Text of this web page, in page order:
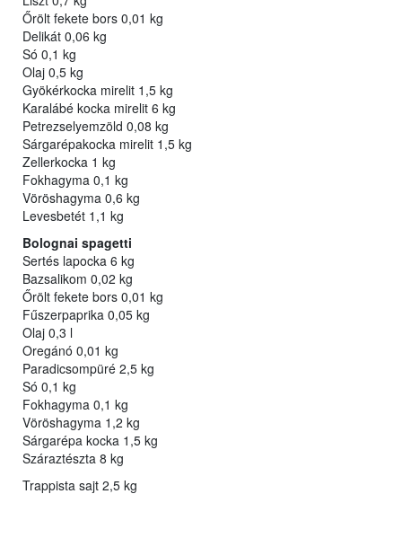
Őrölt fekete bors 0,01 kg
Delikát 0,06 kg
Só 0,1 kg
Olaj 0,5 kg
Gyökérkocka mirelit 1,5 kg
Karalábé kocka mirelit 6 kg
Petrezselyemzöld 0,08 kg
Sárgarépakocka mirelit 1,5 kg
Zellerkocka 1 kg
Fokhagyma 0,1 kg
Vöröshagyma 0,6 kg
Levesbetét 1,1 kg
Bolognai spagetti
Sertés lapocka 6 kg
Bazsalikom 0,02 kg
Őrölt fekete bors 0,01 kg
Fűszerpaprika 0,05 kg
Olaj 0,3 l
Oregánó 0,01 kg
Paradicsompüré 2,5 kg
Só 0,1 kg
Fokhagyma 0,1 kg
Vöröshagyma 1,2 kg
Sárgarépa kocka 1,5 kg
Száraztészta 8 kg
Trappista sajt 2,5 kg